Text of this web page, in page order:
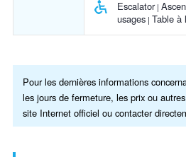
Escalator
usages Table à
Pour les dernières informations
les jours de fermeture, les prix ou
site Internet officiel ou contacter